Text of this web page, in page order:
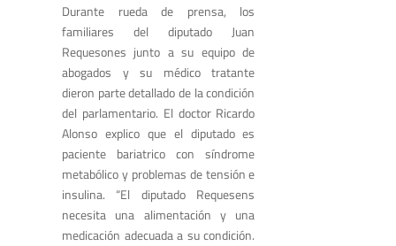
Durante rueda de prensa, los
familiares del diputado Juan
Requesones junto a su equipo de
abogados y su médico tratante
dieron parte detallado de la condición
del parlamentario. El doctor Ricardo
Alonso explico que el diputado es
paciente bariatrico con síndrome
metabólico y problemas de tensión e
insulina. “El diputado Requesens
necesita una alimentación y una
medicación adecuada a su condición.